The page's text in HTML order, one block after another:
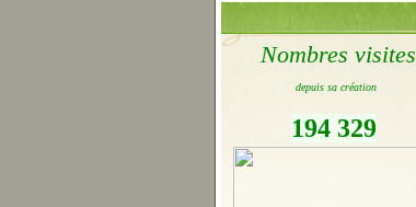
Nombres visites
depuis sa création
194 329